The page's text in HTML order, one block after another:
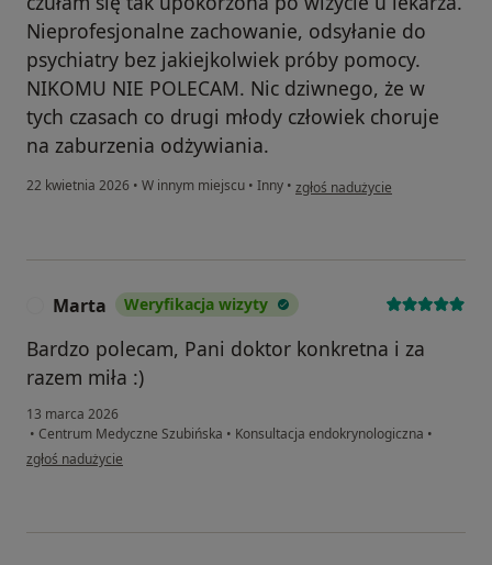
Nieprofesjonalne zachowanie, odsyłanie do
psychiatry bez jakiejkolwiek próby pomocy.
NIKOMU NIE POLECAM. Nic dziwnego, że w
tych czasach co drugi młody człowiek choruje
na zaburzenia odżywiania.
22 kwietnia 2026 • W innym miejscu • Inny • w opinii użytkownika Paulina
zgłoś nadużycie
Marta Weryfikacja wizyty
Bardzo polecam, Pani doktor konkretna i za
razem miła :)
13 marca 2026
• Centrum Medyczne Szubińska • Konsultacja endokrynologiczna •
w opinii użytkownika Marta
zgłoś nadużycie